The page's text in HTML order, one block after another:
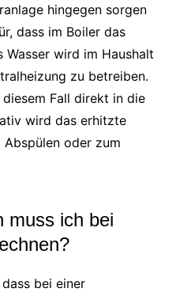
hingegen sorgen
dass im Boiler das
Wasser wird im Haushalt
zu betreiben.
Fall direkt in die
wird das erhitzte
Abspülen oder zum
muss ich bei
bei einer